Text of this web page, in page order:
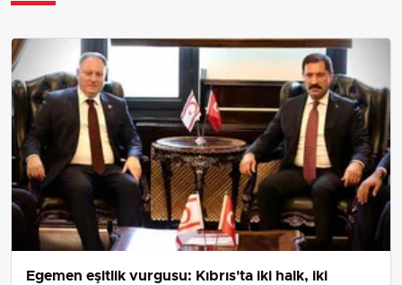
Egemen eşitlik vurgusu: Kıbrıs'ta iki halk, iki